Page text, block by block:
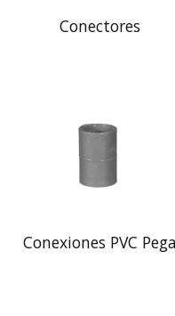
Conectores
Conexiones PVC Pega